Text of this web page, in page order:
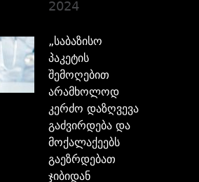
2024
„საბაზისო
პაკეტის
შემოღებით
არამხოლოდ
კერძო დაზღვევა
გაძვირდება და
მოქალაქეებს
გაეზრდებათ
ჯიბიდან